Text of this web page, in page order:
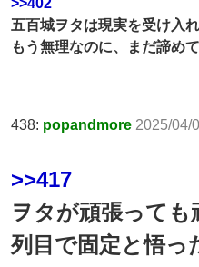
五百城ヲタは現実を受け入
もう無理なのに、まだ諦め
438: popandmore 2025/04/
>>417
ヲタが頑張って
列目で固定と悟っ